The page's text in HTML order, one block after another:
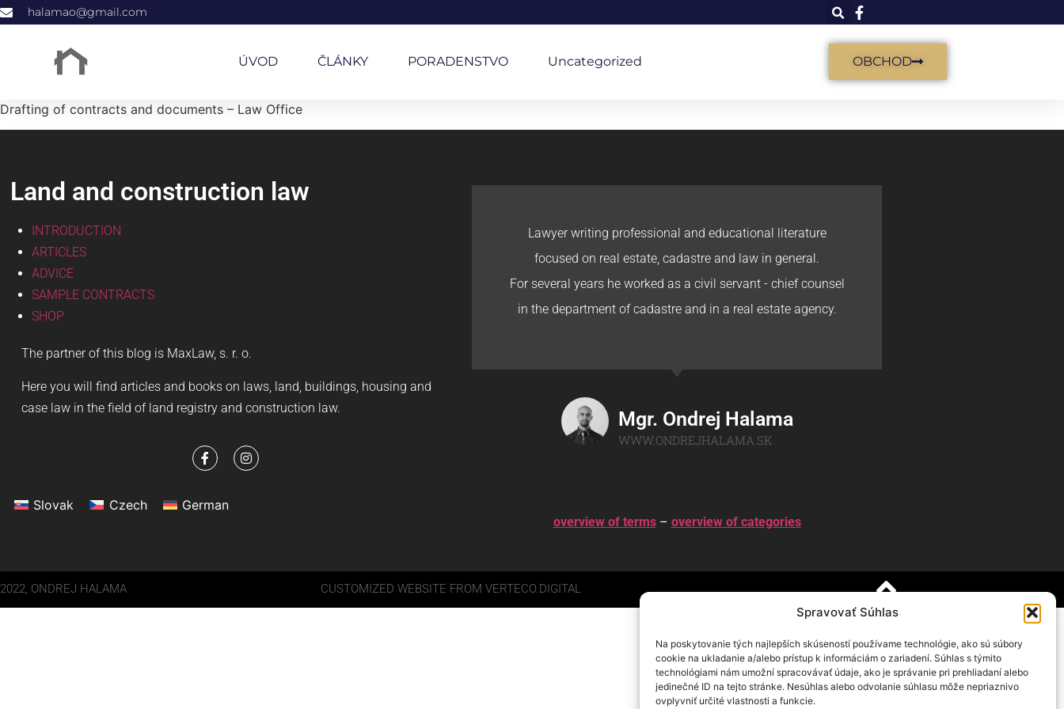
Spravovať Súhlas
Na poskytovanie tých najlepších skúseností používame technológie, ako sú súbory
cookie na ukladanie a/alebo prístup k informáciám o zariadení. Súhlas s týmito
technológiami nám umožní spracovávať údaje, ako je správanie pri prehliadaní alebo
jedinečné ID na tejto stránke. Nesúhlas alebo odvolanie súhlasu môže nepriaznivo
ovplyvniť určité vlastnosti a funkcie.
halamao@gmail.com
ÚVOD ČLÁNKY PORADENSTVO Uncategorized OBCHOD
Drafting of contracts and documents – Law Office
Land and construction law
INTRODUCTION
ARTICLES
ADVICE
SAMPLE CONTRACTS
SHOP
The partner of this blog is MaxLaw, s. r. o.
Here you will find articles and books on laws, land, buildings, housing and
case law in the field of land registry and construction law.
Slovak Czech German
Lawyer writing professional and educational literature
focused on real estate, cadastre and law in general.
For several years he worked as a civil servant - chief counsel
in the department of cadastre and in a real estate agency.
Mgr. Ondrej Halama
WWW.ONDREJHALAMA.SK
overview of terms– overview of categories
2022, ONDREJ HALAMA CUSTOMIZED WEBSITE FROM VERTECO.DIGITAL